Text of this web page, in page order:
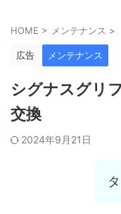
HOME > メンテナンス >
広告 メンテナンス
シグナスグリ
交換
2024年9月21日